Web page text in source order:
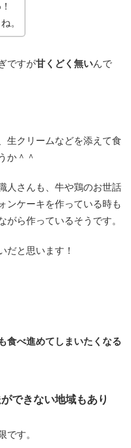
。
ですが甘くどく無いんで
生クリームなどを添えて食
か＾＾
人さんも、牛や鶏のお世話
ンケーキを作っている時も
がら作っているそうです。
だと思います！
食べ進めてしまいたくなる
できない地域もあり
です。